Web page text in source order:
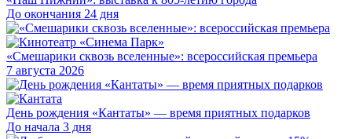
До окончания 24 дня
«Смешарики сквозь вселенные»: всероссийская премьера
7 августа 2026
День рождения «Кантаты» — время приятных подарков
До начала 3 дня